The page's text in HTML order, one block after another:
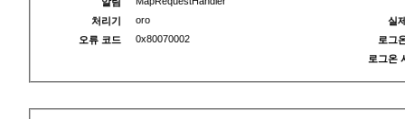
처리기
oro
오류 코드
0x80070002
실
로그
로그온